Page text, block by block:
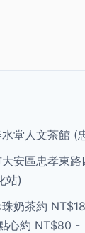
堂人文茶館 (
安區忠孝東路
站)
珠奶茶約
心約 NT$80 -